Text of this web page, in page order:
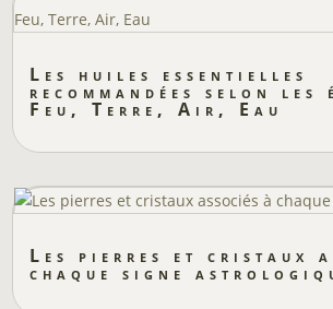
Les huiles essentielles
recommandées selon les
Feu, Terre, Air, Eau
Les pierres et cristaux
chaque signe